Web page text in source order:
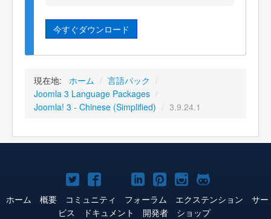
今すぐダウンロード
現在地: ホーム / 言語パック /
Joomla 3 Language Packages /
Joomla! 3 - Chinese (Simplified) / 3.9.24.1
Joomla!
Twitter
Joomla!
Facebook
Joomla!
YouTube
Joomla!
LinkedIn
Joomla!
Pinterest
Joomla!
Instagram
Joomla!
GitHub
ホーム 概要 コミュニティ フォーラム エクステンション
サー
ビス
ドキュメント 開発者 ショップ